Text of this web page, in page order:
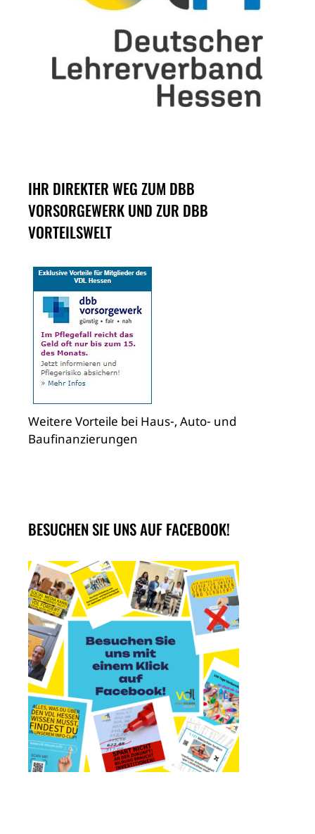
IHR DIREKTER WEG ZUM DBB
VORSORGEWERK UND ZUR DBB
VORTEILSWELT
Weitere Vorteile bei Haus-, Auto- und
Baufinanzierungen
BESUCHEN SIE UNS AUF FACEBOOK!